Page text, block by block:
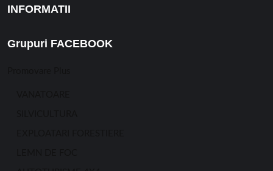
INFORMATII
Grupuri FACEBOOK